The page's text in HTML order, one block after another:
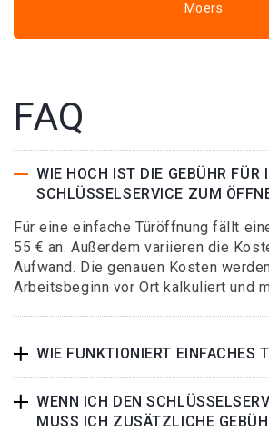
Moers
FAQ
WIE HOCH IST DIE GEBÜHR FÜR
SCHLÜSSELSERVICE ZUM
Für eine einfache Türöffnung fällt
55 € an. Außerdem variieren die
Aufwand. Die genauen Kosten
Arbeitsbeginn vor Ort kalkuliert und
WIE FUNKTIONIERT EINFACHES
WENN ICH DEN
MUSS ICH ZUSÄTZLICHE